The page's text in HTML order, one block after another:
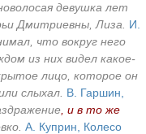
девушка лет
Дмитриевны, Лиза.
И.
что вокруг него
из них видел какое-
лицо, которое он
слыхал. В. Гаршин,
, и в то же
А. Куприн, Колесо